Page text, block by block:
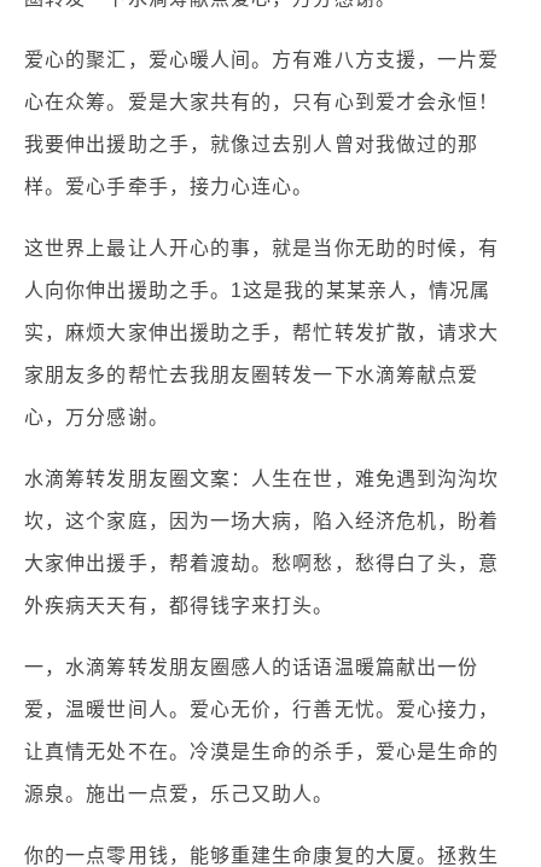
爱心的聚汇，爱心暖人间。方有难八方支援，一片爱
心在众筹。爱是大家共有的，只有心到爱才会永恒！
我要伸出援助之手，就像过去别人曾对我做过的那
样。爱心手牵手，接力心连心。
这世界上最让人开心的事，就是当你无助的时候，有
人向你伸出援助之手。1这是我的某某亲人，情况属
实，麻烦大家伸出援助之手，帮忙转发扩散，请求大
家朋友多的帮忙去我朋友圈转发一下水滴筹献点爱
心，万分感谢。
水滴筹转发朋友圈文案：人生在世，难免遇到沟沟坎
坎，这个家庭，因为一场大病，陷入经济危机，盼着
大家伸出援手，帮着渡劫。愁啊愁，愁得白了头，意
外疾病天天有，都得钱字来打头。
一，水滴筹转发朋友圈感人的话语温暖篇献出一份
爱，温暖世间人。爱心无价，行善无忧。爱心接力，
让真情无处不在。冷漠是生命的杀手，爱心是生命的
源泉。施出一点爱，乐己又助人。
你的一点零用钱，能够重建生命康复的大厦。拯救生